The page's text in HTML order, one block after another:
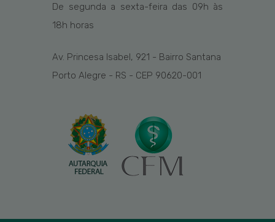
De segunda a sexta-feira das 09h às
18h horas
Av. Princesa Isabel, 921 - Bairro Santana
Porto Alegre - RS - CEP 90620-001